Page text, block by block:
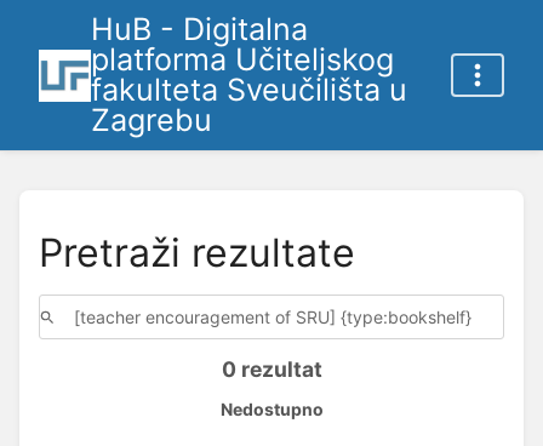
HuB - Digitalna
platforma Učiteljskog
fakulteta Sveučilišta u
Zagrebu
Pretraži rezultate
0 rezultat
Nedostupno